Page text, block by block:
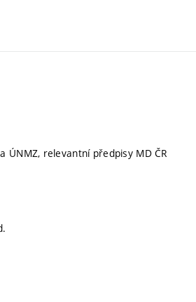
ÚNMZ, relevantní předpisy MD ČR